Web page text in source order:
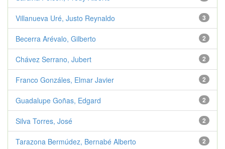
3
Villanueva Uré, Justo Reynaldo
2
Becerra Arévalo, Gilberto
2
Chávez Serrano, Jubert
2
Franco Gonzáles, Elmar Javier
2
Guadalupe Goñas, Edgard
2
Silva Torres, José
2
Tarazona Bermúdez, Bernabé Alberto